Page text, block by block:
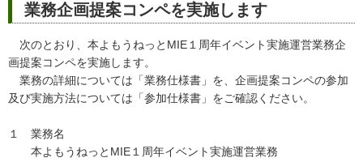
業務企画提案コンペを実施します
次のとおり、本よもうねっとMIE１周年イベント実施運営業務企
画提案コンペを実施します。
業務の詳細については「業務仕様書」を、企画提案コンペの参加
及び実施方法については「参加仕様書」をご確認ください。
１ 業務名
本よもうねっとMIE１周年イベント実施運営業務